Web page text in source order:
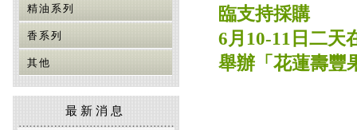
精油系列
香系列
其他
最新消息
臨支持採購
6月10-11日二天
舉辦「花蓮壽豐